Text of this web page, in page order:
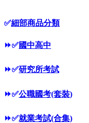
✅細部商品分類
⏩✅國中高中
⏩✅研究所考試
⏩✅公職國考(套裝)
⏩✅就業考試(合集)